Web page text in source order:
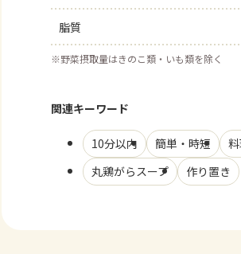
脂質
※野菜摂取量はきのこ類・いも類を除く
関連キーワード
10分以内 簡単・時短
丸鶏がらスープ
作り置き